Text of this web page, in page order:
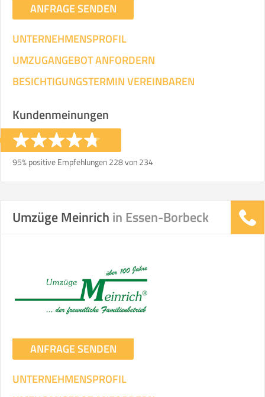
ANFRAGE SENDEN
UNTERNEHMENSPROFIL
UMZUGANGEBOT ANFORDERN
BESICHTIGUNGSTERMIN VEREINBAREN
Kundenmeinungen
95% positive Empfehlungen 228 von 234
Umzüge Meinrich in Essen-Borbeck
ANFRAGE SENDEN
UNTERNEHMENSPROFIL